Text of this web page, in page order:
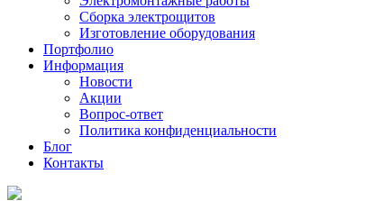
Сборка электрощитов
Изготовление оборудования
Портфолио
Информация
Новости
Акции
Вопрос-ответ
Политика конфиденциальности
Блог
Контакты